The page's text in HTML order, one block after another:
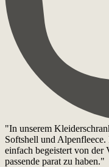
"In unserem
Softshell und Alpenfleece.
einfach begeistert von
passende parat zu haben."